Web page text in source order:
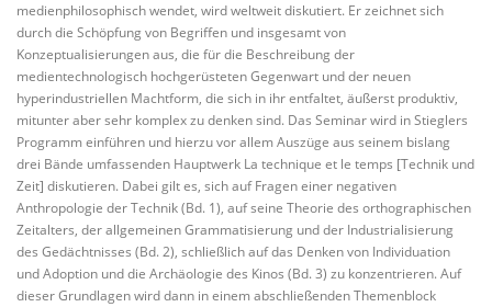
medienphilosophisch wendet, wird weltweit diskutiert. Er zeichnet sich
durch die Schöpfung von Begriffen und insgesamt von
Konzeptualisierungen aus, die für die Beschreibung der
medientechnologisch hochgerüsteten Gegenwart und der neuen
hyperindustriellen Machtform, die sich in ihr entfaltet, äußerst produktiv,
mitunter aber sehr komplex zu denken sind. Das Seminar wird in Stieglers
Programm einführen und hierzu vor allem Auszüge aus seinem bislang
drei Bände umfassenden Hauptwerk La technique et le temps [Technik und
Zeit] diskutieren. Dabei gilt es, sich auf Fragen einer negativen
Anthropologie der Technik (Bd. 1), auf seine Theorie des orthographischen
Zeitalters, der allgemeinen Grammatisierung und der Industrialisierung
des Gedächtnisses (Bd. 2), schließlich auf das Denken von Individuation
und Adoption und die Archäologie des Kinos (Bd. 3) zu konzentrieren. Auf
dieser Grundlagen wird dann in einem abschließenden Themenblock